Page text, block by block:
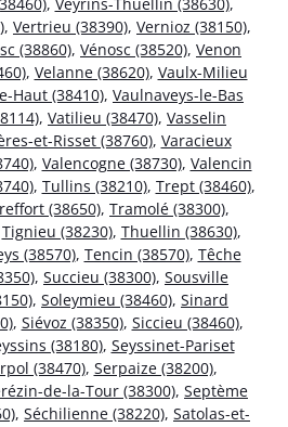
, Vertrieu (38390), Vernioz (38150),
(38860), Vénosc (38520), Venon
, Velanne (38620), Vaulx-Milieu
Haut (38410), Vaulnaveys-le-Bas
, Vatilieu (38470), Vasselin
et-Risset (38760), Varacieux
, Valencogne (38730), Valencin
, Tullins (38210), Trept (38460),
(38650), Tramolé (38300),
Tignieu (38230), Thuellin (38630),
(38570), Tencin (38570), Têche
, Succieu (38300), Sousville
, Soleymieu (38460), Sinard
, Siévoz (38350), Siccieu (38460),
(38180), Seyssinet-Pariset
(38470), Serpaize (38200),
de-la-Tour (38300), Septème
, Séchilienne (38220), Satolas-et-